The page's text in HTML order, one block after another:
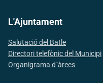
L'Ajuntament
Salutació del Batle
Directori telefònic del Municipi
Organigrama d´àrees